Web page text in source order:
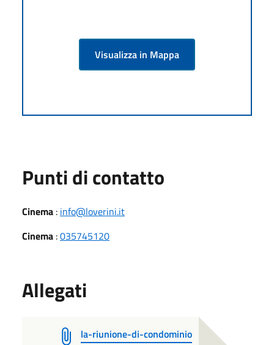
Visualizza in Mappa
Punti di contatto
Cinema : info@loverini.it
Cinema :035745120
Allegati
la-riunione-di-condominio